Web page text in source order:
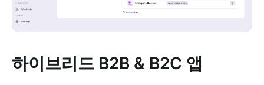
하이브리드 B2B & B2C 앱